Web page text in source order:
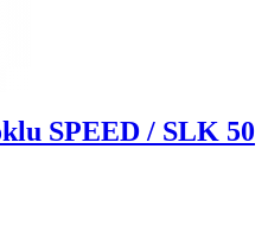
SPEED / SLK 50